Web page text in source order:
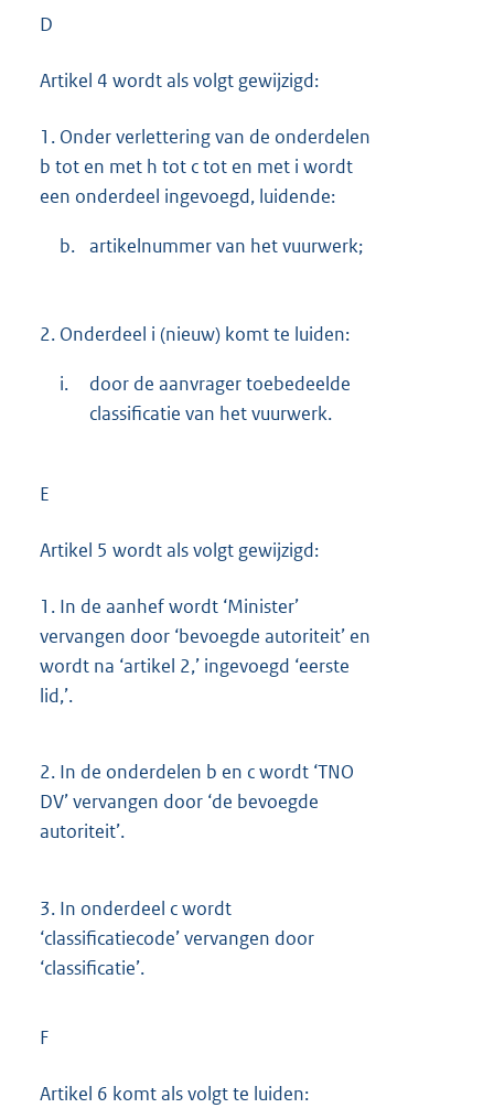
D
Artikel 4 wordt als volgt gewijzigd:
1. Onder verlettering van de onderdelen
b tot en met h tot c tot en met i wordt
een onderdeel ingevoegd, luidende:
b. artikelnummer van het vuurwerk;
2. Onderdeel i (nieuw) komt te luiden:
i.
door de aanvrager toebedeelde
classificatie van het vuurwerk.
E
Artikel 5 wordt als volgt gewijzigd:
1. In de aanhef wordt ‘Minister’
vervangen door ‘bevoegde autoriteit’ en
wordt na ‘artikel 2,’ ingevoegd ‘eerste
lid,’.
2. In de onderdelen b en c wordt ‘TNO
DV’ vervangen door ‘de bevoegde
autoriteit’.
3. In onderdeel c wordt
‘classificatiecode’ vervangen door
‘classificatie’.
F
Artikel 6 komt als volgt te luiden: